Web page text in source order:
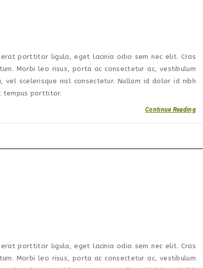
porttitor ligula, eget lacinia odio sem nec elit. Cras
Morbi leo risus, porta ac consectetur ac, vestibulum
vel scelerisque nisl consectetur. Nullam id dolor id nibh
tempus porttitor.
Continue Reading
porttitor ligula, eget lacinia odio sem nec elit. Cras
Morbi leo risus, porta ac consectetur ac, vestibulum